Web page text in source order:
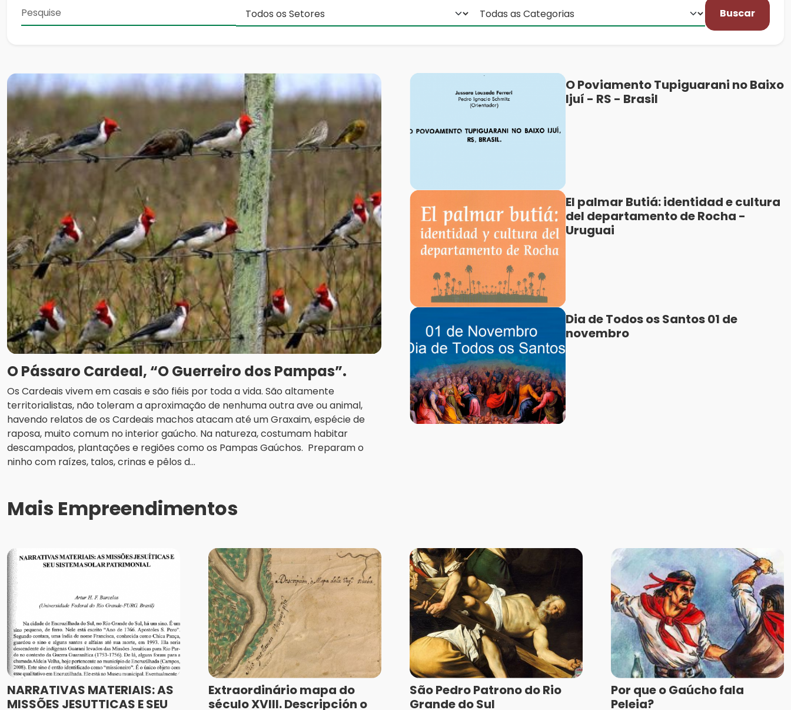
Buscar
O Pássaro Cardeal, “O Guerreiro dos Pampas”.
Os Cardeais vivem em casais e são fiéis por toda a vida. São altamente
territorialistas, não toleram a aproximação de nenhuma outra ave ou animal,
havendo relatos de os Cardeais machos atacam até um Graxaim, espécie de
raposa, muito comum no interior gaúcho. Na natureza, costumam habitar
descampados, plantações e regiões como os Pampas Gaúchos. Preparam o
ninho com raízes, talos, crinas e pêlos d...
O Poviamento Tupiguarani no Baixo
Ijuí - RS - Brasil
El palmar Butiá: identidad e cultura
del departamento de Rocha -
Uruguai
Dia de Todos os Santos 01 de
novembro
Mais Empreendimentos
NARRATIVAS MATERIAIS: AS
MISSÕES JESUTTICAS E SEU
Extraordinário mapa do
século XVIII. Descripción o
São Pedro Patrono do Rio
Grande do Sul
Por que o Gaúcho fala
Peleia?